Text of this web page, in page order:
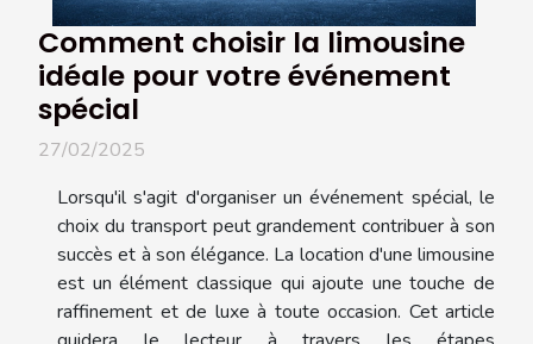
Comment choisir la limousine
idéale pour votre événement
spécial
27/02/2025
Lorsqu'il s'agit d'organiser un événement spécial, le
choix du transport peut grandement contribuer à son
succès et à son élégance. La location d'une limousine
est un élément classique qui ajoute une touche de
raffinement et de luxe à toute occasion. Cet article